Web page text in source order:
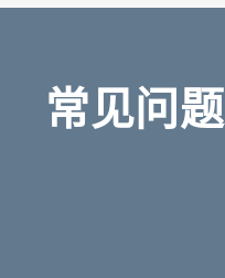
常见问题